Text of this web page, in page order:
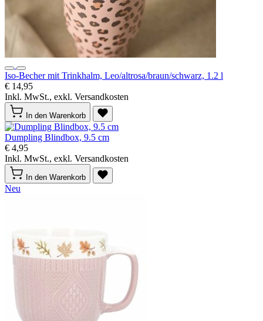
Iso-Becher mit Trinkhalm, Leo/altrosa/braun/schwarz, 1.2 l
€ 14,95
Inkl. MwSt., exkl. Versandkosten
In den Warenkorb
Dumpling Blindbox, 9.5 cm
€ 4,95
Inkl. MwSt., exkl. Versandkosten
In den Warenkorb
Neu